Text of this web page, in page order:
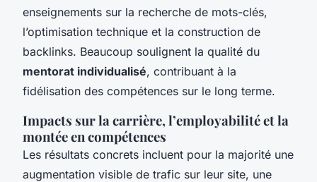
enseignements sur la recherche de mots-clés,
l’optimisation technique et la construction de
backlinks. Beaucoup soulignent la qualité du
mentorat individualisé, contribuant à la
fidélisation des compétences sur le long terme.
Impacts sur la carrière, l’employabilité et la
montée en compétences
Les résultats concrets incluent pour la majorité une
augmentation visible de trafic sur leur site, une